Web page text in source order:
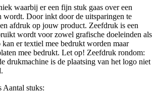
waarbij er een fijn stuk gaas over een
wordt. Door inkt door de uitsparingen te
afdruk op jouw product. Zeefdruk is een
wordt voor zowel grafische doeleinden als
er textiel mee bedrukt worden maar
mee bedrukt. Let op! Zeefdruk rondom:
drukmachine is de plaatsing van het logo niet
Aantal stuks: